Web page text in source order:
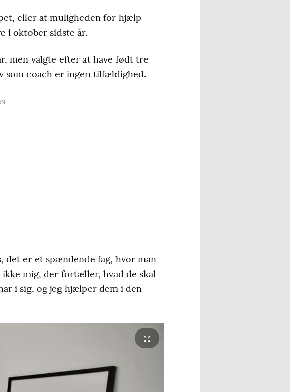
eller at muligheden for hjælp
i oktober sidste år.
men valgte efter at have født tre
som coach er ingen tilfældighed.
det er et spændende fag, hvor man
mig, der fortæller, hvad de skal
i sig, og jeg hjælper dem i den